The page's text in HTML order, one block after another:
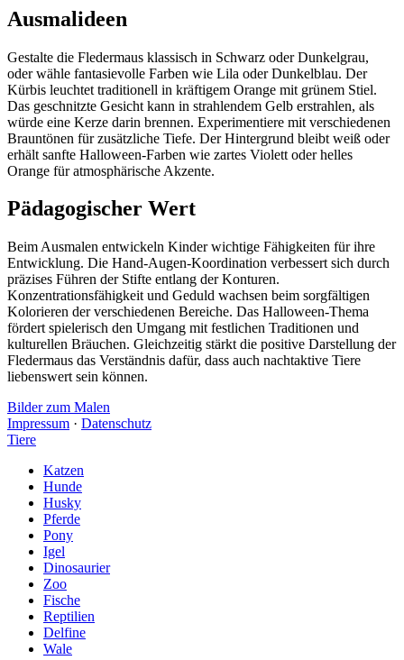
Ausmalideen
Gestalte die Fledermaus klassisch in Schwarz oder Dunkelgrau,
oder wähle fantasievolle Farben wie Lila oder Dunkelblau. Der
Kürbis leuchtet traditionell in kräftigem Orange mit grünem Stiel.
Das geschnitzte Gesicht kann in strahlendem Gelb erstrahlen, als
würde eine Kerze darin brennen. Experimentiere mit verschiedenen
Brauntönen für zusätzliche Tiefe. Der Hintergrund bleibt weiß oder
erhält sanfte Halloween-Farben wie zartes Violett oder helles
Orange für atmosphärische Akzente.
Pädagogischer Wert
Beim Ausmalen entwickeln Kinder wichtige Fähigkeiten für ihre
Entwicklung. Die Hand-Augen-Koordination verbessert sich durch
präzises Führen der Stifte entlang der Konturen.
Konzentrationsfähigkeit und Geduld wachsen beim sorgfältigen
Kolorieren der verschiedenen Bereiche. Das Halloween-Thema
fördert spielerisch den Umgang mit festlichen Traditionen und
kulturellen Bräuchen. Gleichzeitig stärkt die positive Darstellung der
Fledermaus das Verständnis dafür, dass auch nachtaktive Tiere
liebenswert sein können.
Bilder zum Malen
Impressum · Datenschutz
Tiere
Katzen
Hunde
Husky
Pferde
Pony
Igel
Dinosaurier
Zoo
Fische
Reptilien
Delfine
Wale